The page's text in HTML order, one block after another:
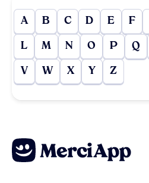
A B C D E F
L M N O P Q
V W X Y Z